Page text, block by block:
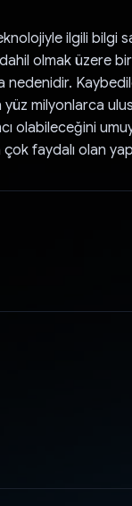
ilgili bilgi
olmak üzere
nedenidir.
yüz milyonlarca
olabileceğini
faydalı olan